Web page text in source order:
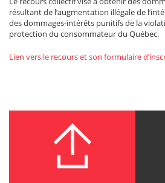
résultant de l’augmentation illégale de
des dommages-intérêts punitifs de la
protection du consommateur du Québec.
Lien vers le recours et son formulaire